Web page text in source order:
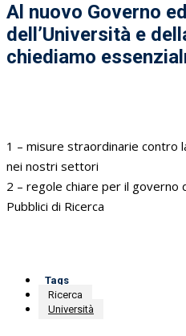
Al nuovo Governo
dell’Università e
chiediamo
1 – misure straordinarie contro
nei nostri settori
2 – regole chiare per il governo
Pubblici di Ricerca
Tags
Ricerca
Università